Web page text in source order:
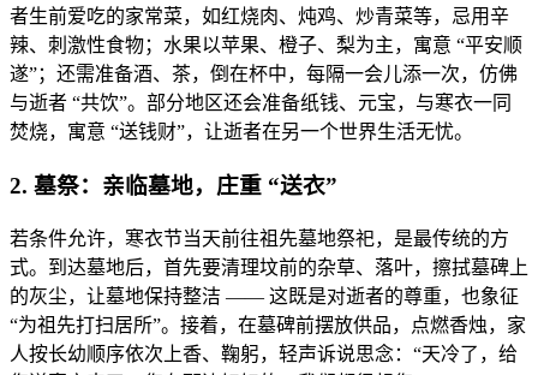
者生前爱吃的家常菜，如红烧肉、炖鸡、炒青菜等，忌用辛
辣、刺激性食物；水果以苹果、橙子、梨为主，寓意 “平安顺
遂”；还需准备酒、茶，倒在杯中，每隔一会儿添一次，仿佛
与逝者 “共饮”。部分地区还会准备纸钱、元宝，与寒衣一同
焚烧，寓意 “送钱财”，让逝者在另一个世界生活无忧。
2. 墓祭：亲临墓地，庄重 “送衣”
若条件允许，寒衣节当天前往祖先墓地祭祀，是最传统的方
式。到达墓地后，首先要清理坟前的杂草、落叶，擦拭墓碑上
的灰尘，让墓地保持整洁 —— 这既是对逝者的尊重，也象征
“为祖先打扫居所”。接着，在墓碑前摆放供品，点燃香烛，家
人按长幼顺序依次上香、鞠躬，轻声诉说思念：“天冷了，给